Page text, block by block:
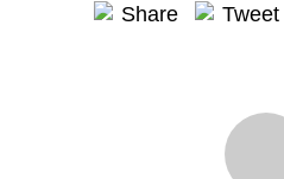
Share Tweet